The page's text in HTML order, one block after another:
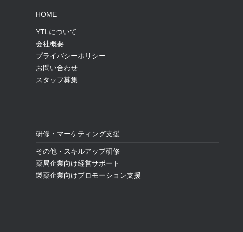
HOME
YTLについて
会社概要
プライバシーポリシー
お問い合わせ
スタッフ募集
研修・マーケティング支援
その他・スキルアップ研修
薬局企業向け経営サポート
製薬企業向けプロモーション支援